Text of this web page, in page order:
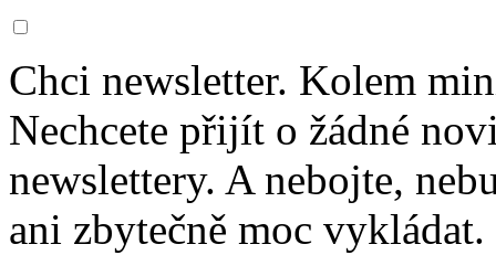
Chci newsletter. Kolem
Nechcete přijít o žádné
newslettery. A nebojte,
ani zbytečně moc vykládat.